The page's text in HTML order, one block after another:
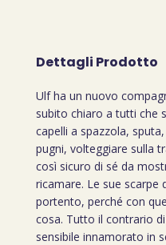
Dettagli Prodotto
Ulf ha un nuovo
subito chiaro a tutti che
capelli a spazzola,
pugni, volteggiare sulla
così sicuro di sé da
ricamare. Le sue scarpe
portento, perché con
cosa. Tutto il contrario
sensibile innamorato in